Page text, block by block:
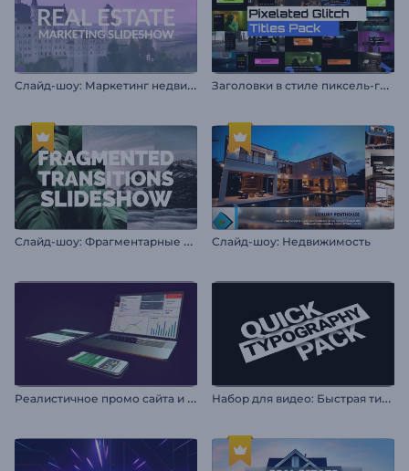
С
лайд-шоу: Маркетинг недвижимости З
аголовки в стиле пиксель-глитч
С
лайд-шоу: Фрагментарные переходы Слайд-шоу: Недвижимость
Р
еалистичное промо сайта и приложения Н
абор для видео: Быстрая типографика